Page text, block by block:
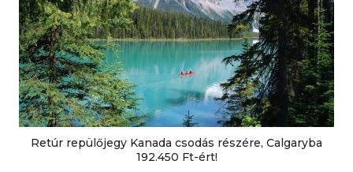
Retúr repülőjegy Kanada csodás részére, Calgaryba
192.450 Ft-ért!